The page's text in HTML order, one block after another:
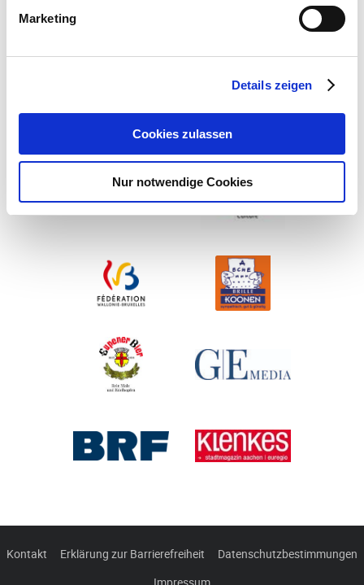
Marketing
Details zeigen
Cookies zulassen
Nur notwendige Cookies
Kontakt Erklärung zur Barrierefreiheit
Datenschutzbestimmungen